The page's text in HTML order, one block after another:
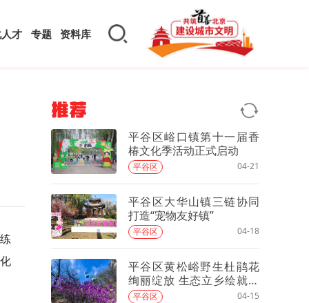
才 专题 资料库
推荐
平谷区峪口镇第十一届香
椿文化季活动正式启动
平谷区 04-21
平谷区大华山镇三链协同
打造“宠物友好镇”
平谷区 04-18
平谷区黄松峪野生杜鹃花
绚丽绽放 生态立乡绘就春
日“悬崖花海”奇观
平谷区 04-15